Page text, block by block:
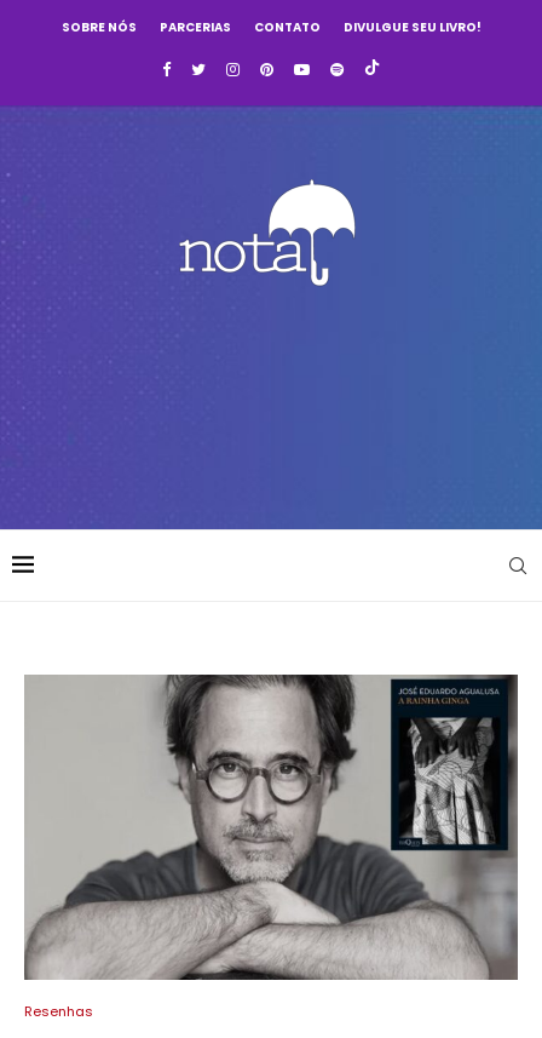
SOBRE NÓS PARCERIAS CONTATO DIVULGUE SEU LIVRO!
Resenhas